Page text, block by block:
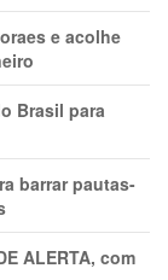
e acolhe
Brasil para
barrar pautas-
ALERTA, com